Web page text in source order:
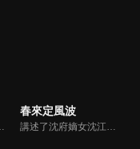
春來定風波